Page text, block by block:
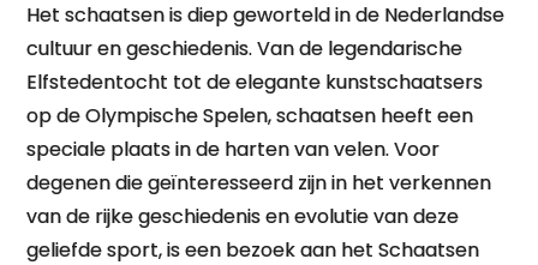
Het schaatsen is diep geworteld in de Nederlandse
cultuur en geschiedenis. Van de legendarische
Elfstedentocht tot de elegante kunstschaatsers
op de Olympische Spelen, schaatsen heeft een
speciale plaats in de harten van velen. Voor
degenen die geïnteresseerd zijn in het verkennen
van de rijke geschiedenis en evolutie van deze
geliefde sport, is een bezoek aan het Schaatsen